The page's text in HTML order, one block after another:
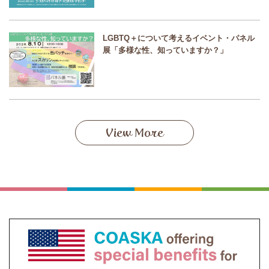
LGBTQ＋について考えるイベント・パネル
展「多様な性、知っていますか？」
View More